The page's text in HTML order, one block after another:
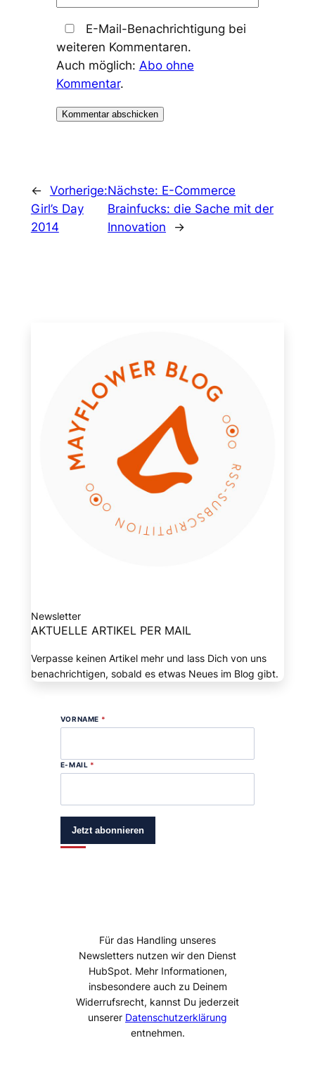
E-Mail-Benachrichtigung bei
weiteren Kommentaren.
Auch möglich: Abo ohne
Kommentar.
← Vorherige:
Girl’s Day
2014
Nächste: E-Commerce
Brainfucks: die Sache mit der
Innovation
→
Newsletter
AKTUELLE ARTIKEL PER MAIL
Verpasse keinen Artikel mehr und lass Dich von uns
benachrichtigen, sobald es etwas Neues im Blog gibt.
VORNAME *
E-MAIL *
Jetzt abonnieren
Für das Handling unseres
Newsletters nutzen wir den Dienst
HubSpot. Mehr Informationen,
insbesondere auch zu Deinem
Widerrufsrecht, kannst Du jederzeit
unserer Datenschutzerklärung
entnehmen.